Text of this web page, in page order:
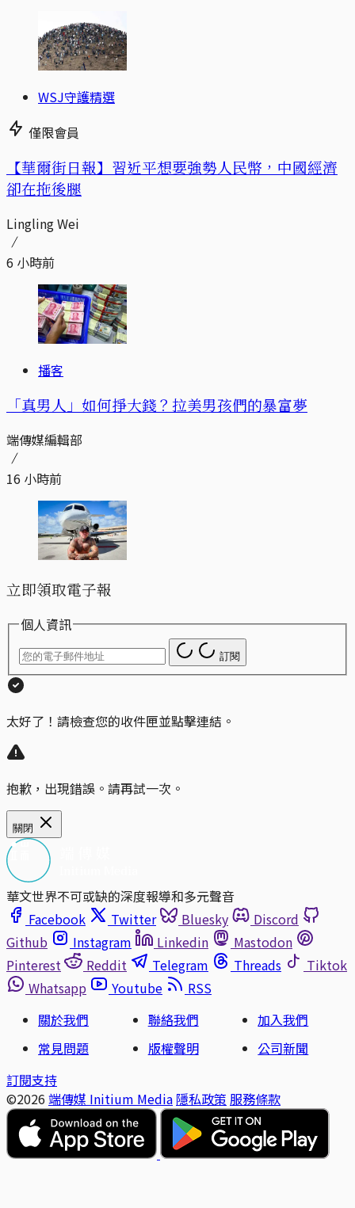
WSJ守護精選
僅限會員
【華爾街日報】習近平想要強勢人民幣，中國經濟
卻在拖後腿
Lingling Wei
6 小時前
播客
「真男人」如何掙大錢？拉美男孩們的暴富夢
端傳媒編輯部
16 小時前
立即領取電子報
個人資訊
訂閱
太好了！請檢查您的收件匣並點擊連結。
抱歉，出現錯誤。請再試一次。
關閉
華文世界不可或缺的深度報導和多元聲音
Facebook
Twitter Bluesky
Discord
Github
Instagram Linkedin
Mastodon
Pinterest
Reddit Telegram Threads
Tiktok
Whatsapp
Youtube
RSS
關於我們
聯絡我們
加入我們
常見問題
版權聲明
公司新聞
訂閱支持
©2026 端傳媒 Initium Media 隱私政策 服務條款